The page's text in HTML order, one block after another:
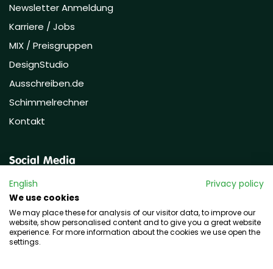
Newsletter Anmeldung
Karriere / Jobs
MIX / Preisgruppen
DesignStudio
Ausschreiben.de
Schimmelrechner
Kontakt
Social Media
English
Privacy policy
We use cookies
We may place these for analysis of our visitor data, to improve our
website, show personalised content and to give you a great website
experience. For more information about the cookies we use open the
settings.